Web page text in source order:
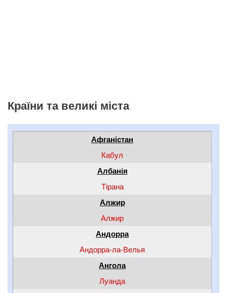
Країни та великі міста
Афганістан
Кабул
Албанія
Тірана
Алжир
Алжир
Андорра
Андорра-ла-Велья
Ангола
Луанда